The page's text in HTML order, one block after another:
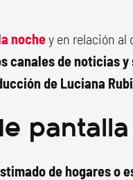
nochey en relación al
canales de noticias
de Luciana
pantalla
de hogares o